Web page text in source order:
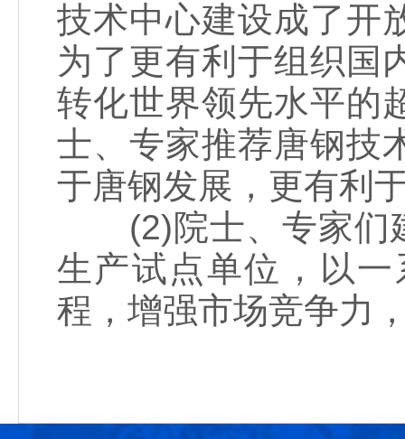
技术中心建设成了开
为了更有利于组织国
转化世界领先水平的
士、专家推荐唐钢技
于唐钢发展，更有利
(2)院士、专家们
生产试点单位，以
程，增强市场竞争力